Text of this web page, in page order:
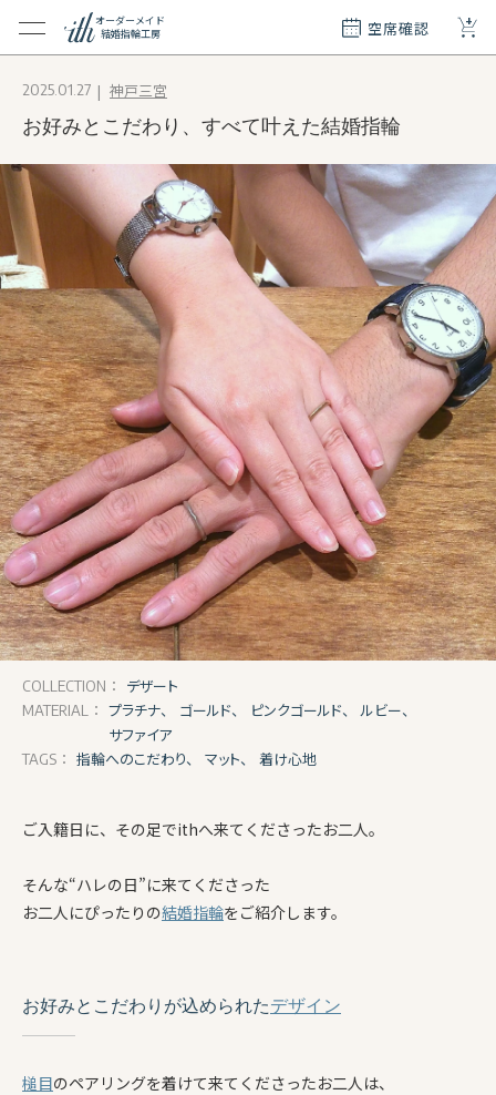
オーダーメイド
結婚指輪工房
空席確認 +
メイド
リー
問
2025.01.27 神戸三宮
お好みとこだわり、すべて叶えた結婚指輪
COLLECTION： デザート
MATERIAL： プラチナ、 ゴールド、 ピンクゴールド、
ルビー、
サファイア
TAGS： 指輪へのこだわり、 マット、 着け心地
ご入籍日に、その足でithへ来てくださったお二人。
そんな“ハレの日”に来てくださった
お二人にぴったりの結婚指輪をご紹介します。
お好みとこだわりが込められたデザイン
槌目のペアリングを着けて来てくださったお二人は、